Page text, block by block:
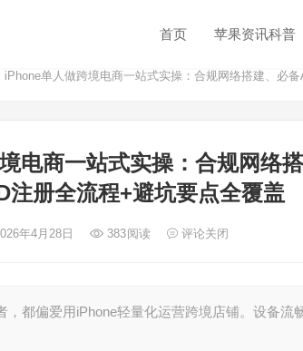
首页 苹果资讯科普
iPhone单人做跨境电商一站式实操：合规网络搭建、必
电商一站式实操：合规网络
注册全流程+避坑要点全覆盖
年4月28日 383阅读 评论关闭
都偏爱用iPhone轻量化运营跨境店铺。设备流